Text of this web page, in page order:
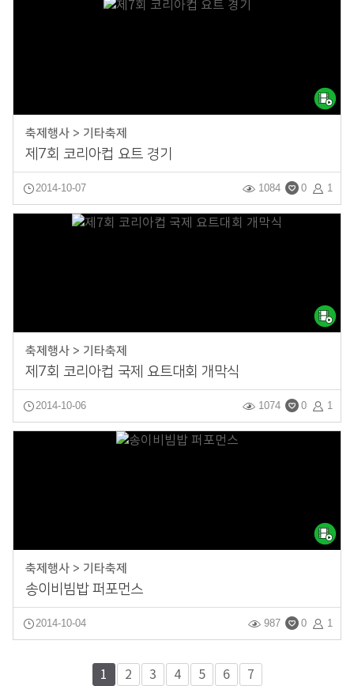
축제행사 > 기타축제
제7회 코리아컵 요트 경기
2014-10-07 1
0
1084
축제행사 > 기타축제
제7회 코리아컵 국제 요트대회 개막식
2014-10-06 1
0
1074
축제행사 > 기타축제
송이비빔밥 퍼포먼스
2014-10-04 1
0
987
1 2 3 4 5 6 7